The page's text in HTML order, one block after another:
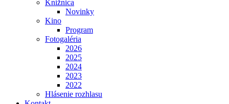
Knižnica
Novinky
Kino
Program
Fotogaléria
2026
2025
2024
2023
2022
Hlásenie rozhlasu